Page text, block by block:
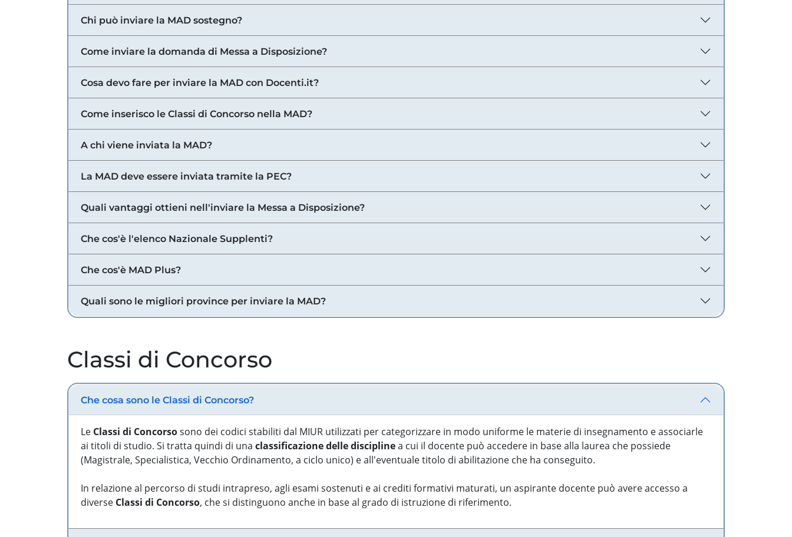
Chi può inviare la MAD sostegno?
Come inviare la domanda di Messa a Disposizione?
Cosa devo fare per inviare la MAD con Docenti.it?
Come inserisco le Classi di Concorso nella MAD?
A chi viene inviata la MAD?
La MAD deve essere inviata tramite la PEC?
Quali vantaggi ottieni nell'inviare la Messa a Disposizione?
Che cos'è l'elenco Nazionale Supplenti?
Che cos'è MAD Plus?
Quali sono le migliori province per inviare la MAD?
Classi di Concorso
Che cosa sono le Classi di Concorso?
Le Classi di Concorsosono dei codici stabiliti dal MIUR utilizzati per categorizzare in modo uniforme le materie di insegnamento e associarle
ai titoli di studio. Si tratta quindi di una classificazione delle disciplinea cui il docente può accedere in base alla laurea che possiede
(Magistrale, Specialistica, Vecchio Ordinamento, a ciclo unico) e all'eventuale titolo di abilitazione che ha conseguito.
In relazione al percorso di studi intrapreso, agli esami sostenuti e ai crediti formativi maturati, un aspirante docente può avere accesso a
diverse Classi di Concorso, che si distinguono anche in base al grado di istruzione di riferimento.